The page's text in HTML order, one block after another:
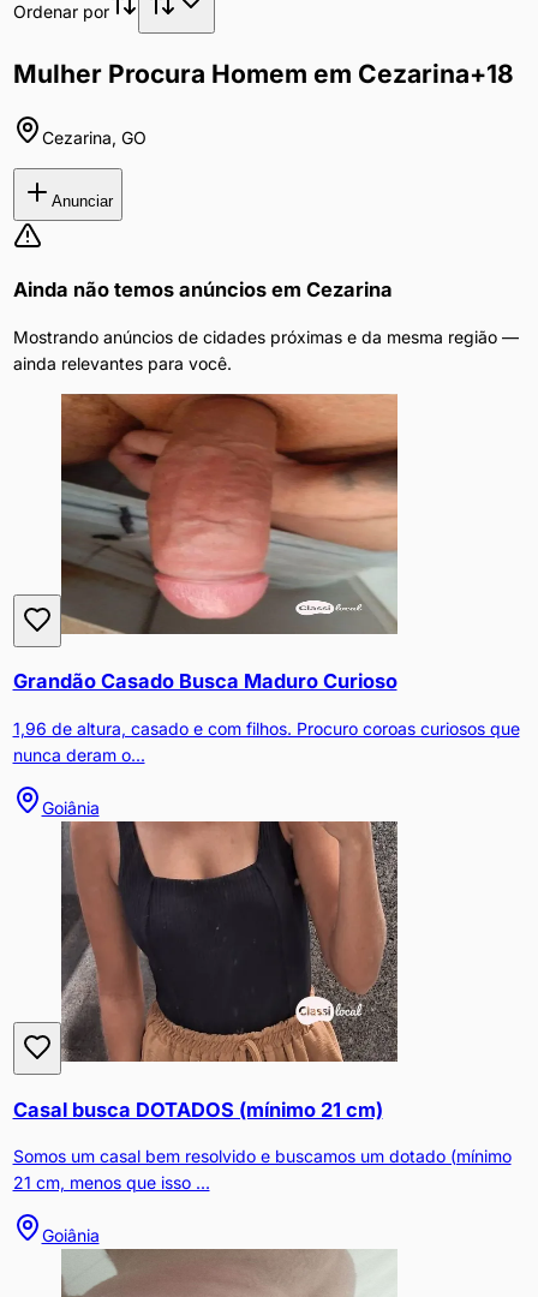
Ordenar por
Mulher Procura Homem em Cezarina+18
Cezarina, GO
Anunciar
Ainda não temos anúncios em Cezarina
Mostrando anúncios de cidades próximas e da mesma região —
ainda relevantes para você.
Grandão Casado Busca Maduro Curioso
1,96 de altura, casado e com filhos. Procuro coroas curiosos que
nunca deram o...
Goiânia
Casal busca DOTADOS (mínimo 21 cm)
Somos um casal bem resolvido e buscamos um dotado (mínimo
21 cm, menos que isso ...
Goiânia